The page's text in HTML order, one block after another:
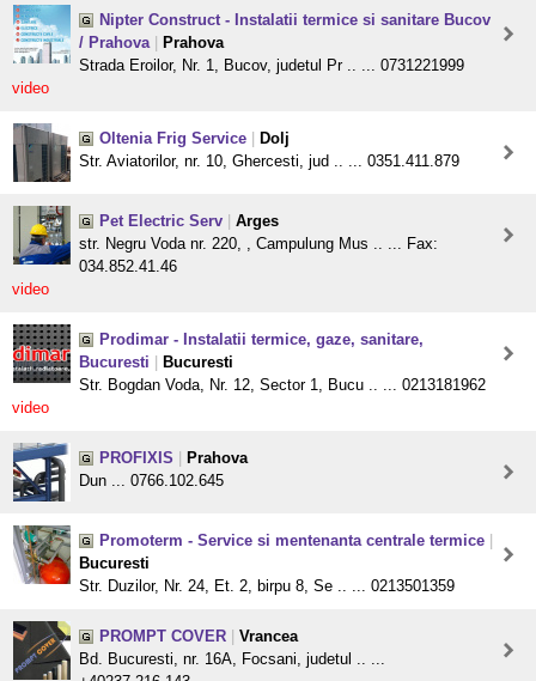
Nipter Construct - Instalatii termice si sanitare Bucov
/ Prahova
Prahova
Strada Eroilor, Nr. 1, Bucov, judetul Pr .. ... 0731221999
video
Oltenia Frig Service
Dolj
Str. Aviatorilor, nr. 10, Ghercesti, jud .. ... 0351.411.879
Pet Electric Serv
Arges
str. Negru Voda nr. 220, , Campulung Mus .. ... Fax:
034.852.41.46
video
Prodimar - Instalatii termice, gaze, sanitare,
Bucuresti
Bucuresti
Str. Bogdan Voda, Nr. 12, Sector 1, Bucu .. ... 0213181962
video
PROFIXIS
Prahova
Dun ... 0766.102.645
Promoterm - Service si mentenanta centrale termice
Bucuresti
Str. Duzilor, Nr. 24, Et. 2, birpu 8, Se .. ... 0213501359
PROMPT COVER
Vrancea
Bd. Bucuresti, nr. 16A, Focsani, judetul .. ...